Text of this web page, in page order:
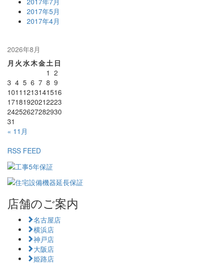
2017年5月
2017年4月
2026年8月
月 火水木金土 日
1 2
3 4 5 6 7 8 9
1011 1213141516
17181920212223
24252627282930
31
« 11月
RSS FEED
店舗のご案内
名古屋店
横浜店
神戸店
大阪店
姫路店